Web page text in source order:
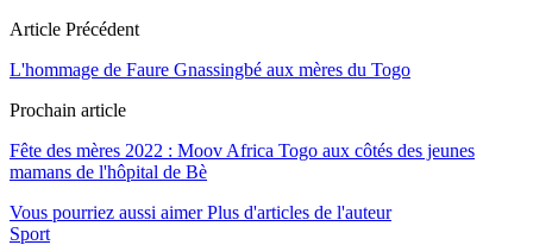
Article Précédent
L'hommage de Faure Gnassingbé aux mères du Togo
Prochain article
Fête des mères 2022 : Moov Africa Togo aux côtés des jeunes
mamans de l'hôpital de Bè
Vous pourriez aussi aimer Plus d'articles de l'auteur
Sport